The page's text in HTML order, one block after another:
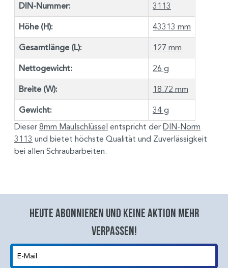
DIN-Nummer: 3113
Höhe (H): 43313 mm
Gesamtlänge (L): 127 mm
Nettogewicht: 26 g
Breite (W): 18.72 mm
Gewicht:
34 g
Dieser 8mm Maulschlüssel entspricht der DIN-Norm
3113 und bietet höchste Qualität und Zuverlässigkeit
bei allen Schraubarbeiten.
Heute abonnieren und keine aktion mehr
verpassen!